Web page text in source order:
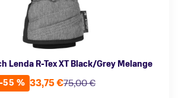
Lenda R-Tex XT Black/Grey Melange
-55 %
75,00 €
33,75 €